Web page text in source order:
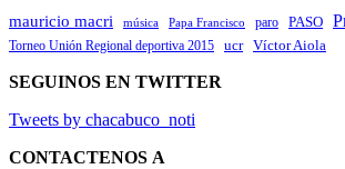
mauricio macri música Papa Francisco paro PASO
Torneo Unión Regional deportiva 2015
ucr Víctor Aiola
SEGUINOS EN TWITTER
Tweets by chacabuco_noti
CONTACTENOS A